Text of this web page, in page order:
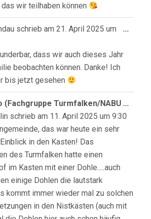
wir teilhaben können
schrieb am 21. April 2025 um
dass wir auch dieses Jahr
beobachten können. Danke! Ich
bis jetzt gesehen
...
(Fachgruppe Turmfalken/NABU
schrieb am 11. April 2025 um 9:30
das war heute ein sehr
in den Kasten! Das
des Turmfalken hatte einen
im Kasten mit einer Dohle.....auch
einige Dohlen die lautstark
kommt immer wieder mal zu solchen
in den Nistkästen (auch mit
...